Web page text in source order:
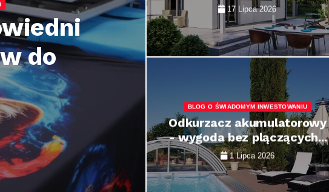
do
17 Lipca 2026
BLOG O ŚWIADOMYM INWESTOWANIU
Odkurzacz akumulatorowy
- wygoda bez plączących...
1 Lipca 2026